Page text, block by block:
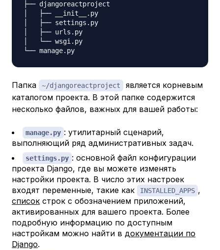
├── djangoreactproject
│   ├── __init__.py
│   ├── settings.py
│   ├── urls.py
│   └── wsgi.py
Папка ~/djangoreactproject
является корневым
каталогом проекта. В этой папке содержится
несколько файлов, важных для вашей работы:
manage.py : утилитарный сценарий,
выполняющий ряд административных задач.
settings.py : основной файл конфигурации
проекта Django, где вы можете изменять
настройки проекта. В число этих настроек
входят переменные, такие как
INSTALLED_APPS ,
список строк с обозначением приложений,
активированных для вашего проекта. Более
подробную информацию по доступным
настройкам можно найти в документации по
Django.